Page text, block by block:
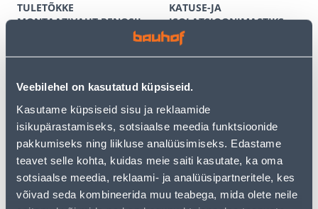
Veebilehel on kasutatud küpsiseid.
Kasutame küpsiseid sisu ja reklaamide
isikupärastamiseks, sotsiaalse meedia funktsioonide
pakkumiseks ning liikluse analüüsimiseks. Edastame
teavet selle kohta, kuidas meie saiti kasutate, ka oma
sotsiaalse meedia, reklaami- ja analüüsipartneritele, kes
võivad seda kombineerida muu teabega, mida olete neile
TULETÕKKE
MONTAAZIVAHT PENOSIL
FIRERATED GF 187 750ML
9.39 € /tk
KATUSE-JA
ISOLATSIOONIMASTIKS
PENOSIL PREMIUM ROOF
MASTIC 1L HALL
7.51 €
kliendile
E-HIND E-HIND